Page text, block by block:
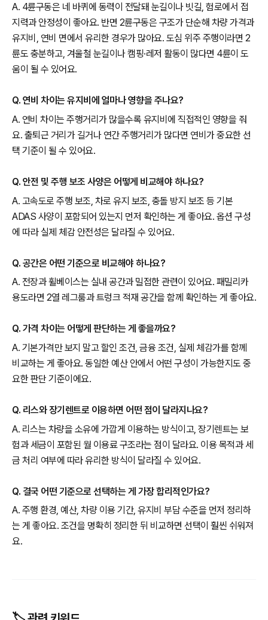
A. 4륜구동은 네 바퀴에 동력이 전달돼 눈길이나 빗길, 험로에서 접
지력과 안정성이 좋아요. 반면 2륜구동은 구조가 단순해 차량 가격과
유지비, 연비 면에서 유리한 경우가 많아요. 도심 위주 주행이라면 2
륜도 충분하고, 겨울철 눈길이나 캠핑·레저 활동이 많다면 4륜이 도
움이 될 수 있어요.
Q. 연비 차이는 유지비에 얼마나 영향을 주나요?
A. 연비 차이는 주행거리가 많을수록 유지비에 직접적인 영향을 줘
요. 출퇴근 거리가 길거나 연간 주행거리가 많다면 연비가 중요한 선
택 기준이 될 수 있어요.
Q. 안전 및 주행 보조 사양은 어떻게 비교해야 하나요?
A. 고속도로 주행 보조, 차로 유지 보조, 충돌 방지 보조 등 기본
ADAS 사양이 포함되어 있는지 먼저 확인하는 게 좋아요. 옵션 구성
에 따라 실제 체감 안전성은 달라질 수 있어요.
Q. 공간은 어떤 기준으로 비교해야 하나요?
A. 전장과 휠베이스는 실내 공간과 밀접한 관련이 있어요. 패밀리카
용도라면 2열 레그룸과 트렁크 적재 공간을 함께 확인하는 게 좋아요.
Q. 가격 차이는 어떻게 판단하는 게 좋을까요?
A. 기본가격만 보지 말고 할인 조건, 금융 조건, 실제 체감가를 함께
비교하는 게 좋아요. 동일한 예산 안에서 어떤 구성이 가능한지도 중
요한 판단 기준이에요.
Q. 리스와 장기렌트로 이용하면 어떤 점이 달라지나요?
A. 리스는 차량을 소유에 가깝게 이용하는 방식이고, 장기렌트는 보
험과 세금이 포함된 월 이용료 구조라는 점이 달라요. 이용 목적과 세
금 처리 여부에 따라 유리한 방식이 달라질 수 있어요.
Q. 결국 어떤 기준으로 선택하는 게 가장 합리적인가요?
A. 주행 환경, 예산, 차량 이용 기간, 유지비 부담 수준을 먼저 정리하
는 게 좋아요. 조건을 명확히 정리한 뒤 비교하면 선택이 훨씬 쉬워져
요.